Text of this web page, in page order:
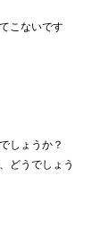
こないです
しょうか？
どうでしょう